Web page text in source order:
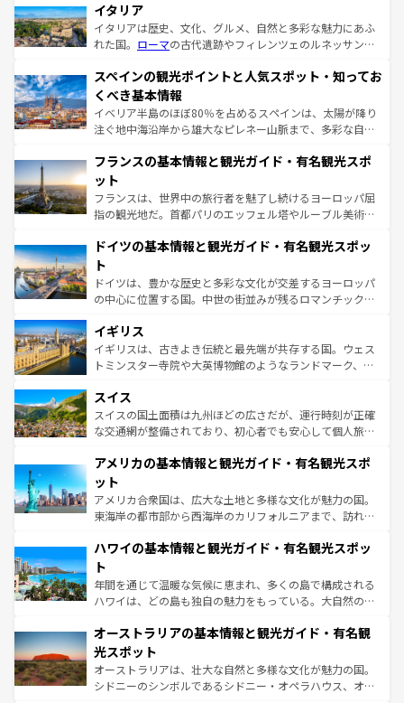
イタリア
イタリアは歴史、文化、グルメ、自然と多彩な魅力にあふ
れた国。 ローマの古代遺跡やフィレンツェのルネッサンス
ろん、トスカーナの美しい田園風景やアマルフィ海岸の絶
景など、自然景観も見逃せない。観光の合間には、本場の
ピザやパスタなど、絶品のイタリア料理を堪能することも
できる。朝目覚めてから夜眠るまで、すべての瞬間を楽し
なお、新着のイタリア情報はコンテンツ一覧を参照してほ
しい。
スペインの観光ポイントと人気スポット・知ってお
くべき基本情報
イベリア半島のほぼ80％を占めるスペインは、太陽が降り
注ぐ地中海沿岸から雄大なピレネー山脈まで、多彩な自然
文化が根付くこの国では、情熱的なフラメンコ、熱気あふ
れる闘牛、そして美味しいタパスが生活の一部となってい
る。首都マドリードの洗練された雰囲気や、バルセロナの
アートに溢れた街角から、地方では古代ローマ遺跡や中世
せる。地方によって風土や気候が異なるスペインはその個
ンテンツ一覧 を参照してほしい。
フランスの基本情報と観光ガイド・有名観光スポ
ット
フランスは、世界中の旅行者を魅了し続けるヨーロッパ屈
指の観光地だ。首都パリのエッフェル塔やルーブル美術館
で、幅広い魅力が詰まっている。華麗な宮殿、歴史的な大
聖堂、美しいビーチ、そして豊かな自然が、訪れる者を心
から魅了する。また、フランスは美食の国としても知ら
れ、フランス料理はユネスコ無形文化遺産にも登録されて
香り高いラベンダー畑など、多彩な楽しみ方が可能だ。さ
らに、パリ以外の地域にも魅力が溢れており、どの街角に
も豊かな歴史と文化が息づいている。パリ以外の個性あふ
を参照してほしい。
ドイツの基本情報と観光ガイド・有名観光スポッ
ト
ドイツは、豊かな歴史と多彩な文化が交差するヨーロッパ
の中心に位置する国。中世の街並みが残るロマンチック街
顔を持つこの国は、どこを歩いても飽きることがない。ベ
ルリンの文化的活気、バイエルン州のアルプスの絶景、そ
してライン川沿いのワイン畑といった風景は必見。ビール
は、お酒好きな人にはぜひ体験してほしい。 なお、新着の
ドイツ情報はコンテンツ一覧を参照してほしい。
イギリス
イギリスは、古きよき伝統と最先端が共存する国。ウェス
トミンスター寺院や大英博物館のようなランドマーク、歴
リアごとに異なる魅力がある。また、優雅なアフタヌーン
ティー、ビール好きにはたまらない英国パブ、サッカー観
戦など、本場だからこそできる体験も豊富。イギリスを旅
ンツ一覧を参照してほしい。
スイス
スイスの国土面積は九州ほどの広さだが、運行時刻が正確
な交通網が整備されており、初心者でも安心して個人旅行
の建物がそのまま残る町や、スイスならではのユニークな
博物館もあり、アルプス観光だけでなく町歩きも満喫する
ことができる。国民の所得が高いため物価も高いが、旅行
者向けの交通パス提供のサービスもあり、うまく活用すれ
着のスイス情報はコンテンツ一覧を参照してほしい。
アメリカの基本情報と観光ガイド・有名観光スポ
ット
アメリカ合衆国は、広大な土地と多様な文化が魅力の国。
東海岸の都市部から西海岸のカリフォルニアまで、訪れる
のような巨大都市は、観光、ショッピング、エンターテイ
ンメントが詰まった刺激的なスポットだ。一方、アメリカ
西部には大自然が広がり、グランドキャニオンやイエロー
ストーン国立公園といった絶景が堪能できる。さらに、南
文化が魅力。旅行者はアメリカの各地域で異なる魅力を楽
しみながら、その多様性と豊かな歴史を感じることができ
るだろう。車でのロードトリップや列車の旅も、アメリカ
ならではの贅沢な旅のスタイルだ。 なお、新着のアメリカ
情報は コンテンツ一覧 を参照してほしい。
ハワイの基本情報と観光ガイド・有名観光スポッ
ト
年間を通じて温暖な気候に恵まれ、多くの島で構成される
ハワイは、どの島も独自の魅力をもっている。大自然の神
ワイ島は見逃せない。また、定番の観光地といえばオアフ
島だが、静かな自然を求めるならマウイ島やカウアイ島が
おすすめ。エメラルドグリーンに輝く海をはじめ、豊かな
文化や歴史が息づいている。「アロハスピリット」と呼ば
オーストラリアの基本情報と観光ガイド・有名観
光スポット
オーストラリアは、壮大な自然と多様な文化が魅力の国。
シドニーのシンボルであるシドニー・オペラハウス、オー